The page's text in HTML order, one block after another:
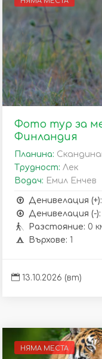
Фото тур за
Финландия
Планина:
Трудност: Лек
Водач: Емил Енчев
Денивелация (+):
Денивелация (-):
Разстояние: 0
Върхове: 1
13.10.2026 (вт)
НЯМА МЕСТА